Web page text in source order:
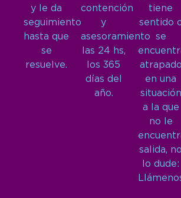
y le da
seguimiento
hasta que
se
resuelve.
contención
y
asesoramiento
las 24 hs,
los 365
días del
año.
tiene
sentido
se
atrapado
en una
situación
a la que
no le
salida, no
lo dude: